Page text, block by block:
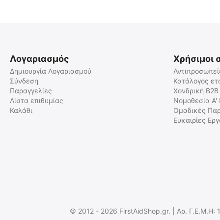
ΩΤΟΑΣΠΙΔΕΣ EARMOR M04,
Σιλικόνης, Ζεύγος με
σχοινάκι
9020051781
ΩΤΟΑΣΠΙΔΕΣ EARMOR M02,
Αφρώδες υλικό, Ζεύγος με
Άμεσα διαθέσιμο
Λογαριασμός
Δημιουργία Λογαριασμού
Σύνδεση
Παραγγελίες
Λίστα επιθυμίας
Καλάθι
Χρήσιμοι
Κατάλογος
Χονδρική B2B
Νομοθεσία Α'
Ομαδικές
Ευκαιρίες
© 2012 - 2026 FirstAidShop.gr. | Αρ. Γ.Ε.Μ.Η: